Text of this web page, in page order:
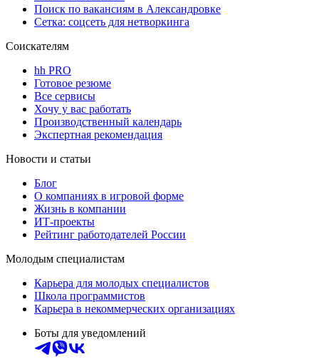
Поиск по вакансиям в Александровке
Сетка: соцсеть для нетворкинга
Соискателям
hh PRO
Готовое резюме
Все сервисы
Хочу у вас работать
Производственный календарь
Экспертная рекомендация
Новости и статьи
Блог
О компаниях в игровой форме
Жизнь в компании
ИТ-проекты
Рейтинг работодателей России
Молодым специалистам
Карьера для молодых специалистов
Школа программистов
Карьера в некоммерческих организациях
Боты для уведомлений